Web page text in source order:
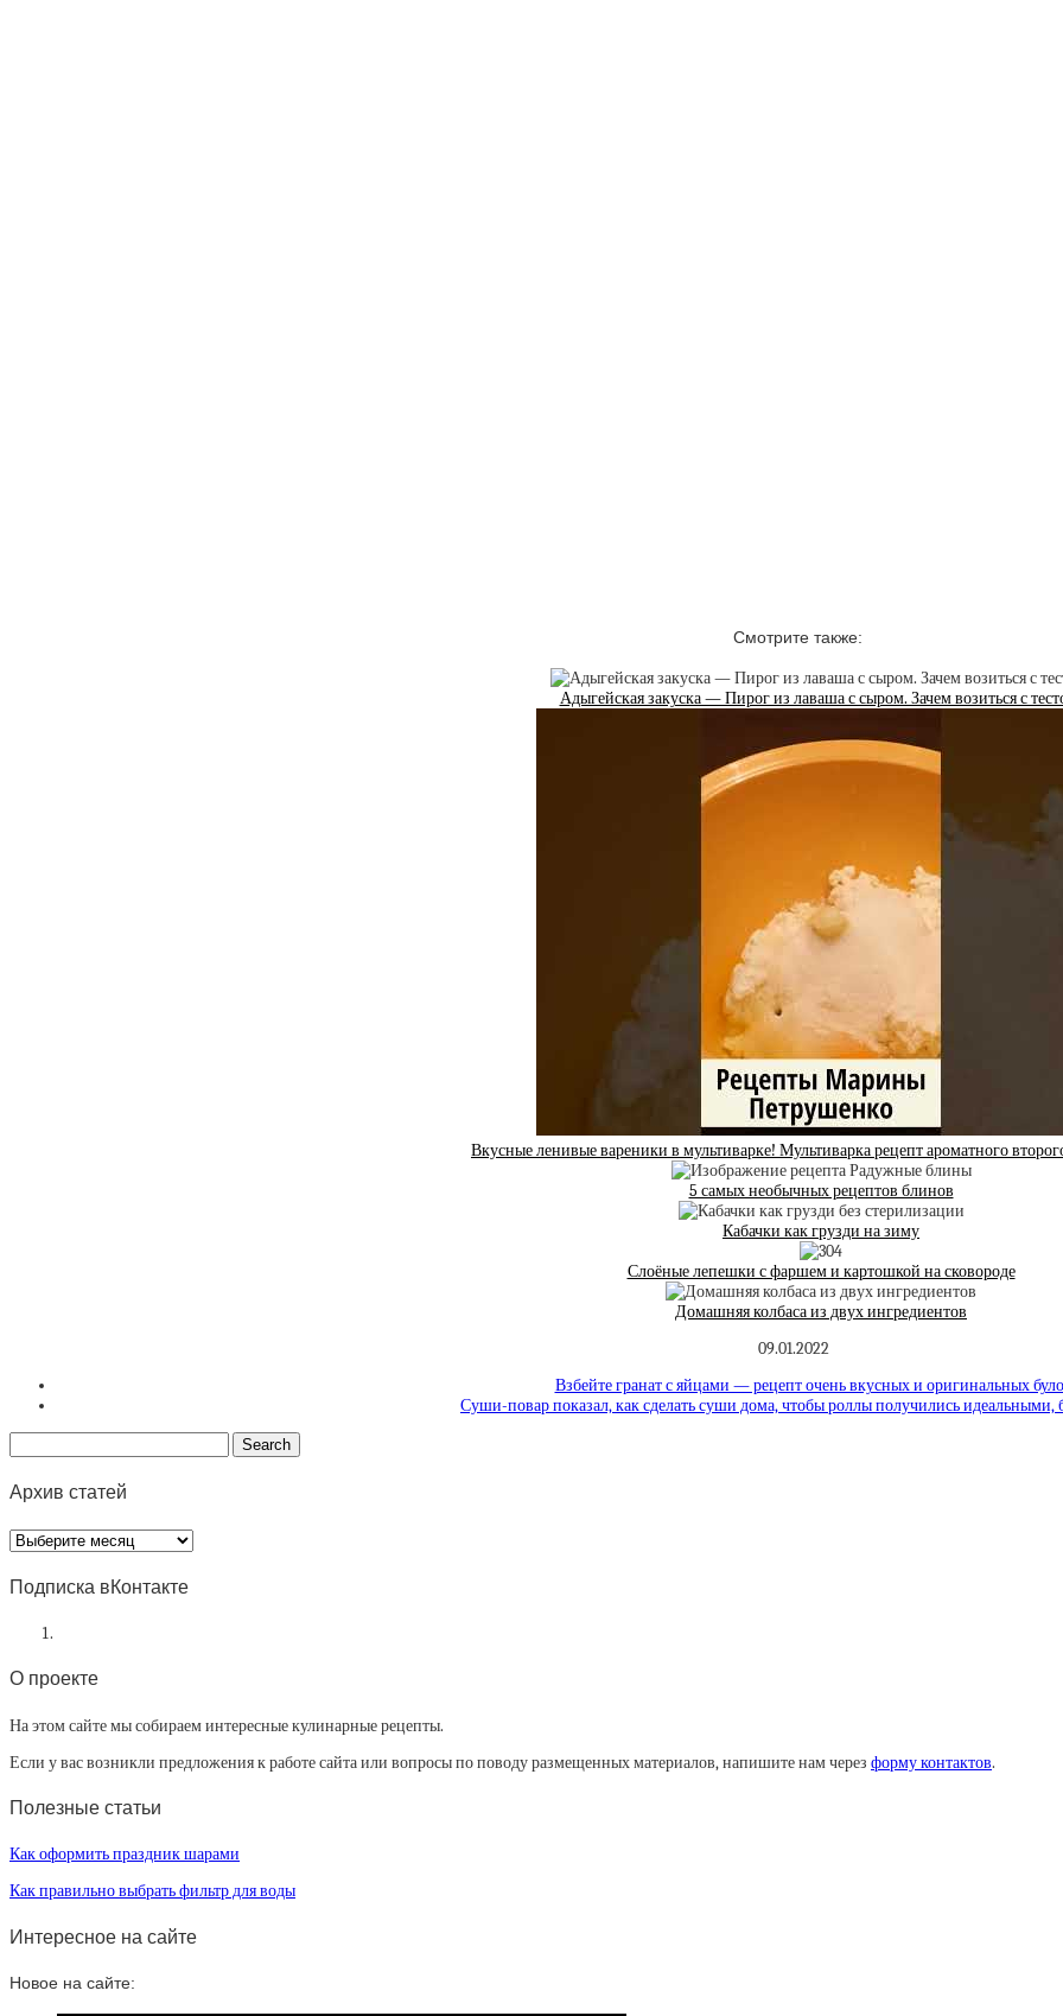
Смотрите также:
Адыгейская закуска — Пирог из лаваша с сыром. Зачем возиться с
Вкусные ленивые вареники в мультиварке! Мультиварка рецепт ароматного
5 самых необычных рецептов блинов
Кабачки как грузди на зиму
Слоёные лепешки с фаршем и картошкой на сковороде
Домашняя колбаса из двух ингредиентов
09.01.2022
Взбейте гранат с яйцами — рецепт очень вкусных и оригинальных
Суши-повар показал, как сделать суши дома, чтобы роллы получились идеальными,
Архив статей
Архив
статей
Подписка вКонтакте
О проекте
На этом сайте мы собираем интересные кулинарные рецепты.
Если у вас возникли предложения к работе сайта или вопросы по поводу размещенных материалов, напишите нам через форму контактов.
Полезные статьи
Как оформить праздник шарами
Как правильно выбрать фильтр для воды
Интересное на сайте
Новое на сайте: